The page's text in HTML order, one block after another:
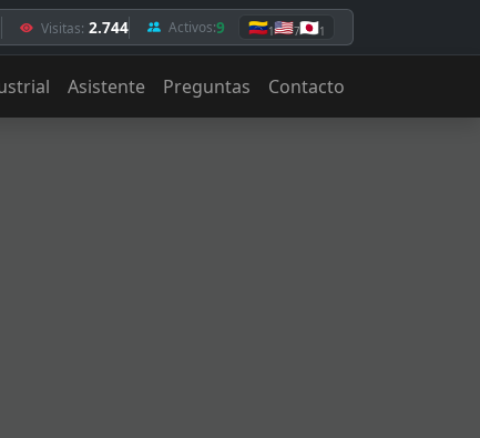
Visitas: 2.744 Activos:9 🇻🇪1🇺🇸7🇯🇵1
Asistente Preguntas Contacto